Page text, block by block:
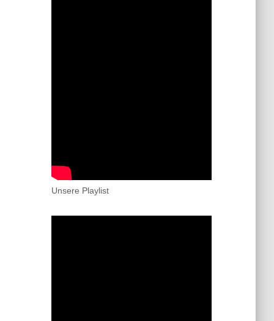
Unsere Playlist